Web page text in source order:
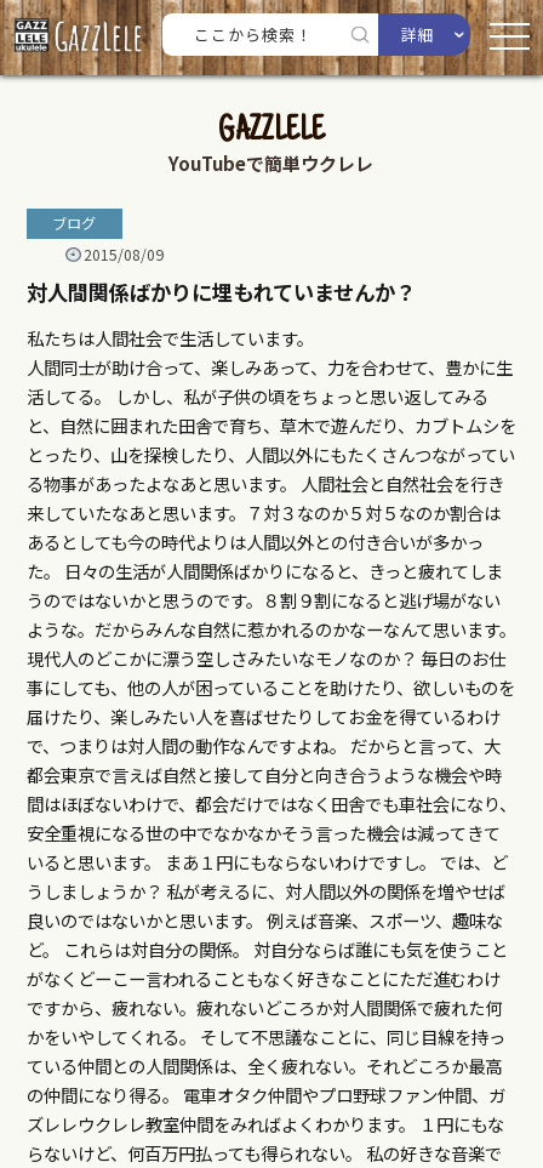
詳細
GAZZLELE
YouTubeで簡単ウクレレ
ブログ
2015/08/09
対人間関係ばかりに埋もれていませんか？
私たちは人間社会で生活しています。
人間同士が助け合って、楽しみあって、力を合わせて、豊かに生
活してる。 しかし、私が子供の頃をちょっと思い返してみる
と、自然に囲まれた田舎で育ち、草木で遊んだり、カブトムシを
とったり、山を探検したり、人間以外にもたくさんつながってい
る物事があったよなあと思います。 人間社会と自然社会を行き
来していたなあと思います。７対３なのか５対５なのか割合は
あるとしても今の時代よりは人間以外との付き合いが多かっ
た。 日々の生活が人間関係ばかりになると、きっと疲れてしま
うのではないかと思うのです。８割９割になると逃げ場がない
ような。だからみんな自然に惹かれるのかなーなんて思います。
現代人のどこかに漂う空しさみたいなモノなのか？ 毎日のお仕
事にしても、他の人が困っていることを助けたり、欲しいものを
届けたり、楽しみたい人を喜ばせたりしてお金を得ているわけ
で、つまりは対人間の動作なんですよね。 だからと言って、大
都会東京で言えば自然と接して自分と向き合うような機会や時
間はほぼないわけで、都会だけではなく田舎でも車社会になり、
安全重視になる世の中でなかなかそう言った機会は減ってきて
いると思います。 まあ１円にもならないわけですし。 では、ど
うしましょうか？ 私が考えるに、対人間以外の関係を増やせば
良いのではないかと思います。 例えば音楽、スポーツ、趣味な
ど。 これらは対自分の関係。 対自分ならば誰にも気を使うこと
がなくどーこー言われることもなく好きなことにただ進むわけ
ですから、疲れない。疲れないどころか対人間関係で疲れた何
かをいやしてくれる。 そして不思議なことに、同じ目線を持っ
ている仲間との人間関係は、全く疲れない。それどころか最高
の仲間になり得る。 電車オタク仲間やプロ野球ファン仲間、ガ
ズレレウクレレ教室仲間をみればよくわかります。 １円にもな
らないけど、何百万円払っても得られない。 私の好きな音楽で